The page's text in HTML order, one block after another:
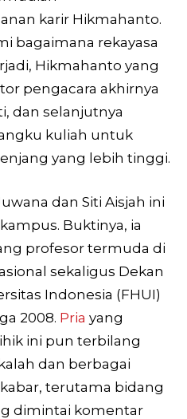
karir Hikmahanto.
bagaimana rekayasa
Hikmahanto yang
pengacara akhirnya
dan selanjutnya
kuliah untuk
yang lebih tinggi.
dan Siti Aisjah ini
Buktinya, ia
profesor termuda di
sekaligus Dekan
Indonesia (FHUI)
2008. Pria yang
ini pun terbilang
dan berbagai
terutama bidang
dimintai komentar